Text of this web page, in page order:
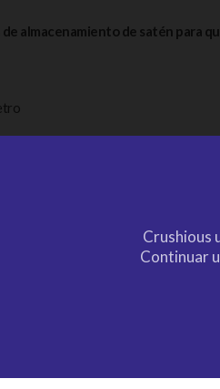
de almacenamiento de satén para
Crushious
Continuar